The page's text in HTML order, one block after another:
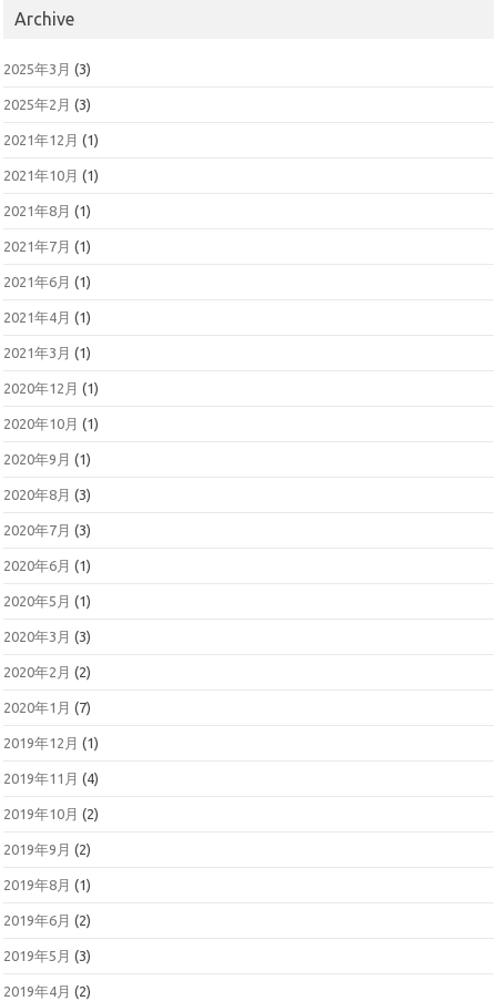
Archive
2025年3月 (3)
2025年2月 (3)
2021年12月 (1)
2021年10月 (1)
2021年8月 (1)
2021年7月 (1)
2021年6月 (1)
2021年4月 (1)
2021年3月 (1)
2020年12月 (1)
2020年10月 (1)
2020年9月 (1)
2020年8月 (3)
2020年7月 (3)
2020年6月 (1)
2020年5月 (1)
2020年3月 (3)
2020年2月 (2)
2020年1月 (7)
2019年12月 (1)
2019年11月 (4)
2019年10月 (2)
2019年9月 (2)
2019年8月 (1)
2019年6月 (2)
2019年5月 (3)
2019年4月 (2)